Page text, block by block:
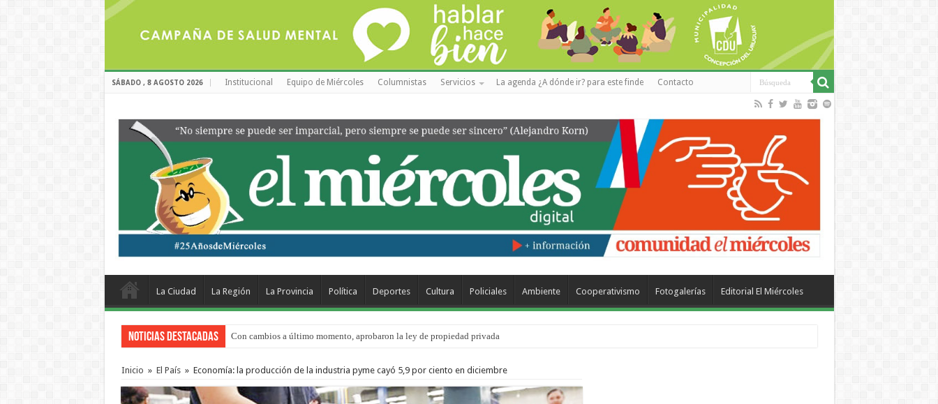
SÁBADO , 8 AGOSTO 2026 Institucional Equipo de Miércoles Columnistas Servicios La agenda ¿A dónde ir? para este finde Contacto
La Ciudad La Región La Provincia Política Deportes Cultura Policiales Ambiente Cooperativismo Fotogalerías Editorial El Miércoles
Noticias Destacadas Con cambios a último momento, aprobaron la ley de propiedad privada
Inicio » El País » Economía: la producción de la industria pyme cayó 5,9 por ciento en diciembre